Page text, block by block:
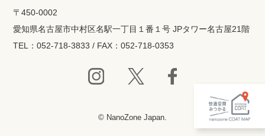
〒450-0002
愛知県名古屋市中村区名駅一丁目１番１号 JPタワー名古屋21階
TEL：052-718-3833 / FAX：052-718-0353
© NanoZone Japan.